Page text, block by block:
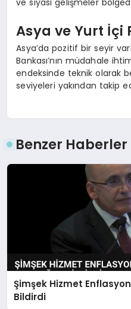
ve siyasi gelişmeler
Asya ve Yurt İçi
Asya’da pozitif bir seyir
Bankası’nın müdahale
endeksinde teknik olarak
seviyeleri yakından takip
Benzer Haberler
Şimşek Hizmet
Bildirdi